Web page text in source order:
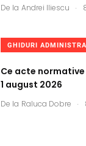
De la Andrei Iliescu .
GHIDURI
Ce acte
1 august 2026
De la Raluca Dobre .